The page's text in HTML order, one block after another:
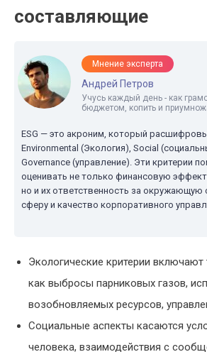
составляющие
Мнение эксперта
Андрей Петров
Учусь каждый день - как
бюджетом, копить и
ESG — это акроним, который
Environmental (Экология), Social
Governance (управление). Эти критерии
оценивать не только финансовую
но и их ответственность за окружающую
сферу и качество корпоративного
Экологические критерии включают
как выбросы парниковых газов,
возобновляемых ресурсов,
Социальные аспекты касаются
человека, взаимодействия с